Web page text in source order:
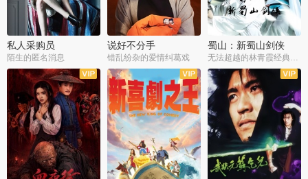
私人采购员
陌生的匿名消息
说好不分手
错乱纷杂的爱情纠葛戏
蜀山：新蜀山剑侠
无法超越的林青霞经典角色